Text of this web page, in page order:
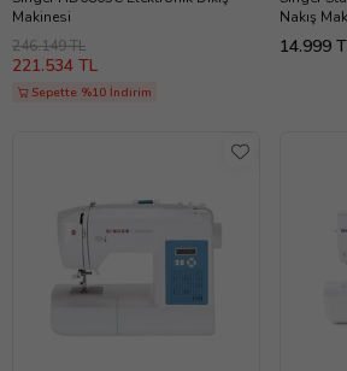
Makinesi
246.149 TL
221.534 TL
Sepette %10 İndirim
Nakış
14.999